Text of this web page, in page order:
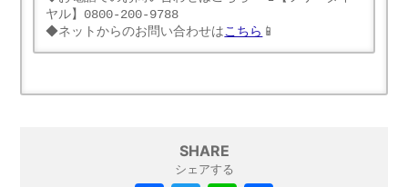
ヤル】0800-200-9788
◆ネットからのお問い合わせはこちら 📱
SHARE
シェアする